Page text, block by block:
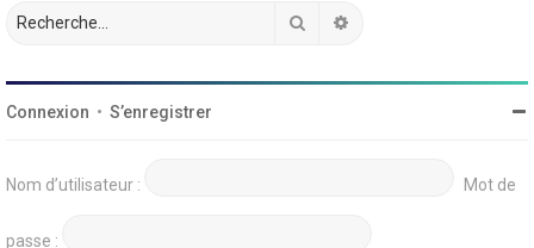
Rechercher
Connexion • S’enregistrer
Nom d’utilisateur : Mot de
passe :